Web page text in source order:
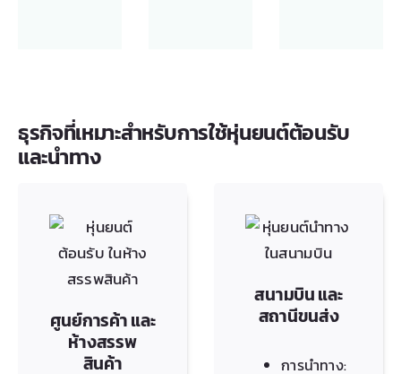
ธุรกิจที่เหมาะสำหรับการใช้หุ่นยนต์ต้อนรับ
และนำทาง
ศูนย์การค้า และ
ห้างสรรพ
สินค้า
สนามบิน และ
สถานีขนส่ง
การนำทาง: